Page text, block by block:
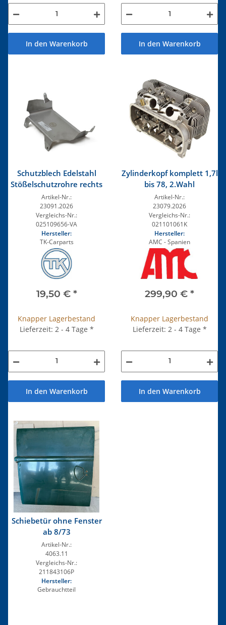
In den Warenkorb In den Warenkorb
Schutzblech Edelstahl
Stößelschutzrohre rechts
Artikel-Nr.:
23091.2026
Vergleichs-Nr.:
025109656-VA
Hersteller:
TK-Carparts
19,50 € *
Knapper Lagerbestand
Lieferzeit: 2 - 4 Tage *
In den Warenkorb
Zylinderkopf komplett 1,7l
bis 78, 2.Wahl
Artikel-Nr.:
23079.2026
Vergleichs-Nr.:
021101061K
Hersteller:
AMC - Spanien
299,90 € *
Knapper Lagerbestand
Lieferzeit: 2 - 4 Tage *
In den Warenkorb
Schiebetür ohne Fenster
ab 8/73
Artikel-Nr.:
4063.11
Vergleichs-Nr.:
211843106P
Hersteller:
Gebrauchtteil